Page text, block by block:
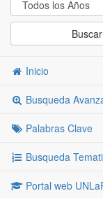
Buscar
Inicio
Busqueda
Palabras Clave
Busqueda
Portal web